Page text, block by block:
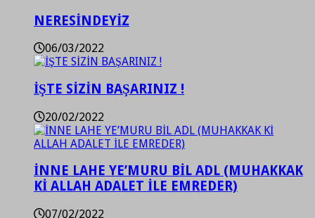
NERESİNDEYİZ
06/03/2022
İŞTE SİZİN BAŞARINIZ !
20/02/2022
İNNE LAHE YE’MURU BİL ADL (MUHAKKAK
Kİ ALLAH ADALET İLE EMREDER)
07/02/2022